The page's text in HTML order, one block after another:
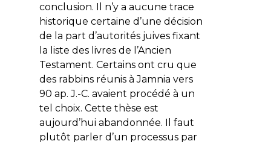
conclusion. Il n’y a aucune trace
historique certaine d’une décision
de la part d’autorités juives fixant
la liste des livres de l’Ancien
Testament. Certains ont cru que
des rabbins réunis à Jamnia vers
90 ap. J.-C. avaient procédé à un
tel choix. Cette thèse est
aujourd’hui abandonnée. Il faut
plutôt parler d’un processus par